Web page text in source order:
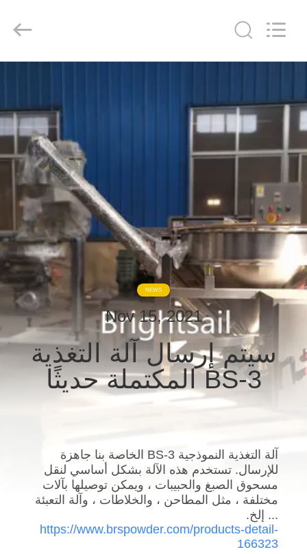
الرئيسية
منتجات
أشرطة
فيديو
معلومات
عنا
جولة
المعمل
مراقبة
اتصل
أخبار
Machinery
Co.,Ltd..
NEWS
Nov 15, 2021
سيتم إرسال آلة التغذية
BS-3 المكتملة حديثًا
آلة التغذية النموذجية BS-3 الخاصة بنا جاهزة
للإرسال. تستخدم هذه الآلة بشكل أساسي لنقل
مسحوق الصبغ والحبيبات ، ويمكن توصيلها بآلات
مختلفة ، مثل المطاحن ، والخلاطات ، وآلة التعبئة
... إلخ.
https://www.brspowder.com/products-detail-
166323